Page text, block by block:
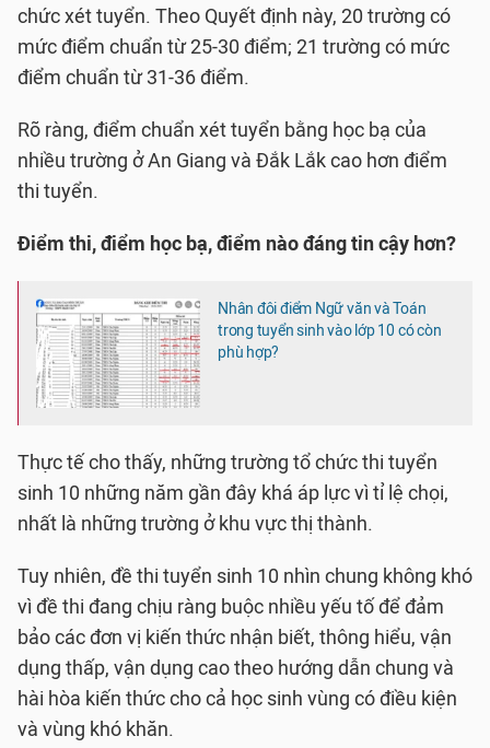
chức xét tuyển. Theo Quyết định này, 20 trường có
mức điểm chuẩn từ 25-30 điểm; 21 trường có mức
điểm chuẩn từ 31-36 điểm.
Rõ ràng, điểm chuẩn xét tuyển bằng học bạ của
nhiều trường ở An Giang và Đắk Lắk cao hơn điểm
thi tuyển.
Điểm thi, điểm học bạ, điểm nào đáng tin cậy hơn?
Nhân đôi điểm Ngữ văn và Toán
trong tuyển sinh vào lớp 10 có còn
phù hợp?
Thực tế cho thấy, những trường tổ chức thi tuyển
sinh 10 những năm gần đây khá áp lực vì tỉ lệ chọi,
nhất là những trường ở khu vực thị thành.
Tuy nhiên, đề thi tuyển sinh 10 nhìn chung không khó
vì đề thi đang chịu ràng buộc nhiều yếu tố để đảm
bảo các đơn vị kiến thức nhận biết, thông hiểu, vận
dụng thấp, vận dụng cao theo hướng dẫn chung và
hài hòa kiến thức cho cả học sinh vùng có điều kiện
và vùng khó khăn.